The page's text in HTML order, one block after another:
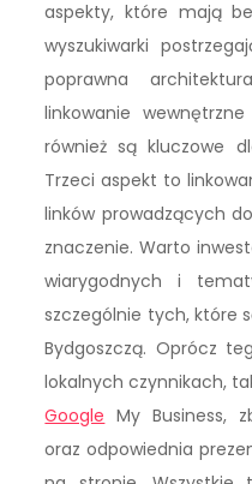
aspekty, które mają
wyszukiwarki
poprawna
linkowanie
również są kluczowe
Trzeci aspekt to
linków prowadzących
znaczenie. Warto
wiarygodnych i
szczególnie tych, które
Bydgoszczą. Oprócz
lokalnych czynnikach,
Google My Business,
oraz odpowiednia